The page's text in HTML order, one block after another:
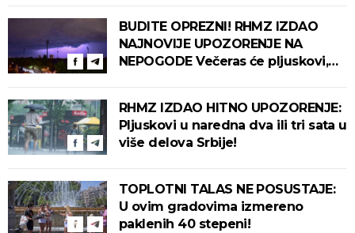
BUDITE OPREZNI! RHMZ IZDAO
NAJNOVIJE UPOZORENJE NA
NEPOGODE Večeras će pljuskovi,
RHMZ IZDAO HITNO UPOZORENJE:
Pljuskovi u naredna dva ili tri sata u
više delova Srbije!
TOPLOTNI TALAS NE POSUSTAJE:
U ovim gradovima izmereno
paklenih 40 stepeni!